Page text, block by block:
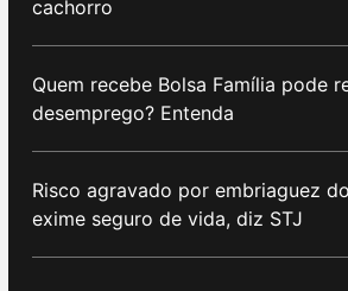
cachorro
Quem recebe Bolsa Família pode
desemprego? Entenda
Risco agravado por embriaguez
exime seguro de vida, diz STJ